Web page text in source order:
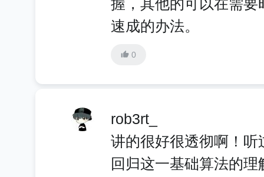
握，其他的可以在需
速成的办法。
0
rob3rt_
讲的很好很透彻啊！
回归这一基础算法的